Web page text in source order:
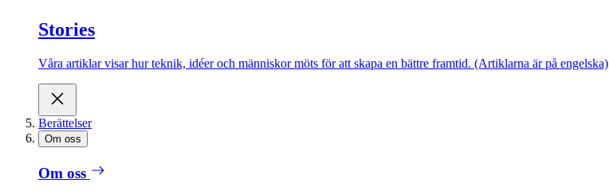
Stories
Våra artiklar visar hur teknik, idéer och människor möts för att skapa en bättre framtid. (Artiklarna är på engelska)
Berättelser
Om oss
Om oss